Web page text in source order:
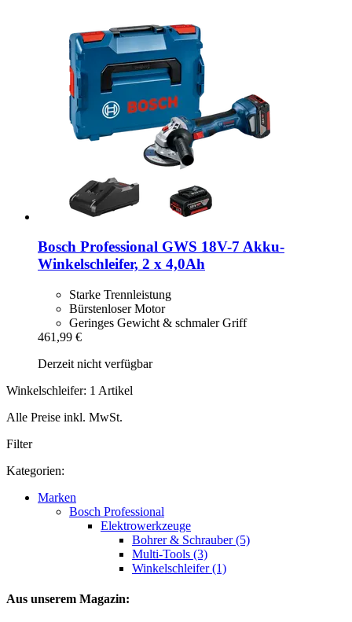
Bosch Professional GWS 18V-​7 Akku-​
Winkelschleifer, 2 x 4,0Ah
Starke Trennleistung
Bürstenloser Motor
Geringes Gewicht & schmaler Griff
461,99 €
Derzeit nicht verfügbar
Winkelschleifer: 1 Artikel
Alle Preise inkl. MwSt.
Filter
Kategorien:
Marken
Bosch Professional
Elektrowerkzeuge
Bohrer & Schrauber (5)
Multi-Tools (3)
Winkelschleifer (1)
Aus unserem Magazin: